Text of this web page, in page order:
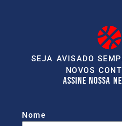
SEJA AVISADO
NOVOS
ASSINE NOSSA
Nome